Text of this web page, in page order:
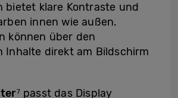
bietet klare Kontraste und
innen wie außen.
können über den
Inhalte direkt am Bildschirm
7passt das Display